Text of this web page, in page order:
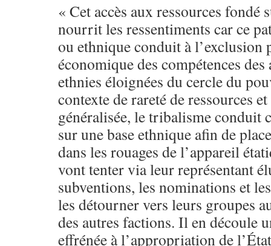
« Cet accès aux ressources fondé
nourrit les ressentiments car ce
ou ethnique conduit à l’exclusion
économique des compétences
ethnies éloignées du cercle du
contexte de rareté de ressources
généralisée, le tribalisme conduit
sur une base ethnique afin de
dans les rouages de l’appareil
vont tenter via leur représentant
subventions, les nominations et
les détourner vers leurs groupes
des autres factions. Il en découle
effrénée à l’appropriation de